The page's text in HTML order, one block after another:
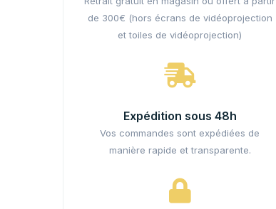
de 300€ (hors écrans de vidéoprojection
et toiles de vidéoprojection)
Expédition sous 48h
Vos commandes sont expédiées de
manière rapide et transparente.